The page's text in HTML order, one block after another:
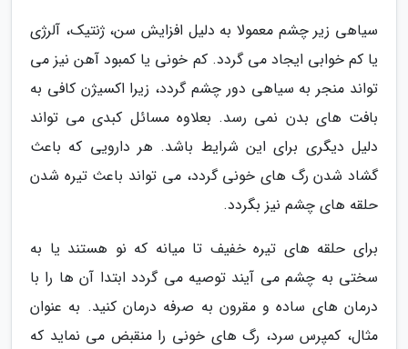
سیاهی زیر چشم معمولا به دلیل افزایش سن، ژنتیک، آلرژی
یا کم خوابی ایجاد می گردد. کم خونی یا کمبود آهن نیز می
تواند منجر به سیاهی دور چشم گردد، زیرا اکسیژن کافی به
بافت های بدن نمی رسد. بعلاوه مسائل کبدی می تواند
دلیل دیگری برای این شرایط باشد. هر دارویی که باعث
گشاد شدن رگ های خونی گردد، می تواند باعث تیره شدن
حلقه های چشم نیز بگردد.
برای حلقه های تیره خفیف تا میانه که نو هستند یا به
سختی به چشم می آیند توصیه می گردد ابتدا آن ها را با
درمان های ساده و مقرون به صرفه درمان کنید. به عنوان
مثال، کمپرس سرد، رگ های خونی را منقبض می نماید که